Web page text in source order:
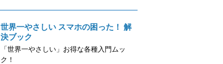
世界一やさしい スマホの困った！ 解
決ブック
「世界一やさしい」お得な各種入門ムッ
ク！